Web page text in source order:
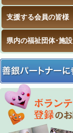
支援する会員の皆様
県内の福祉団体･施設